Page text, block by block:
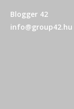
Blogger 42
info@group42.hu